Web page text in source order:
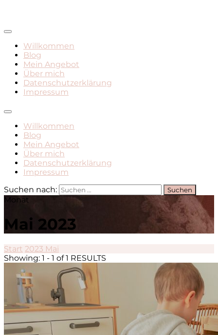
Mami Mara – Der Mama
Blog
Willkommen
Blog
Mein Angebot
Über mich
Datenschutzerklärung
Impressum
Willkommen
Blog
Mein Angebot
Über mich
Datenschutzerklärung
Impressum
Suchen nach:
Monat
Mai 2023
Start 2023 Mai
Showing: 1 - 1 of 1 RESULTS